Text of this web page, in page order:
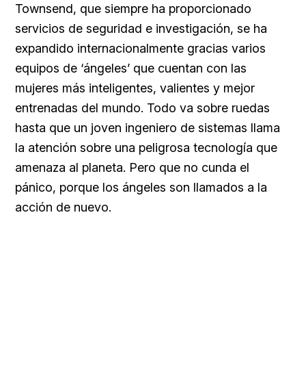
Townsend, que siempre ha proporcionado
servicios de seguridad e investigación, se ha
expandido internacionalmente gracias varios
equipos de ‘ángeles’ que cuentan con las
mujeres más inteligentes, valientes y mejor
entrenadas del mundo. Todo va sobre ruedas
hasta que un joven ingeniero de sistemas llama
la atención sobre una peligrosa tecnología que
amenaza al planeta. Pero que no cunda el
pánico, porque los ángeles son llamados a la
acción de nuevo.